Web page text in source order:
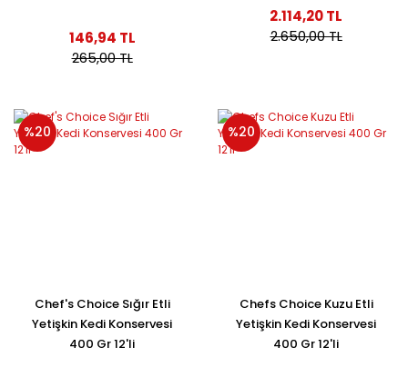
146,94 TL
265,00 TL
2.114,20 TL
2.650,00 TL
%20
Chef's Choice Sığır Etli
Yetişkin Kedi Konservesi
400 Gr 12'li
%20
Chefs Choice Kuzu Etli
Yetişkin Kedi Konservesi
400 Gr 12'li